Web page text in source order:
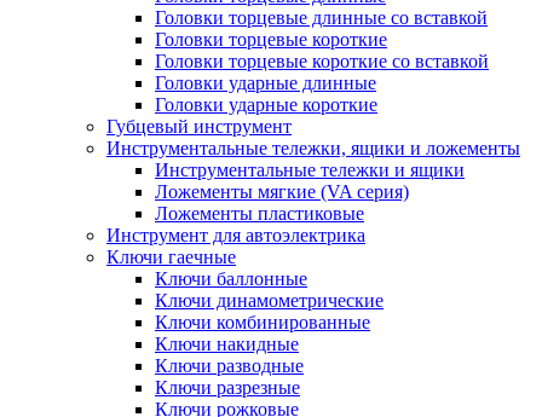
Головки торцевые длинные со вставкой
Головки торцевые короткие
Головки торцевые короткие со вставкой
Головки ударные длинные
Головки ударные короткие
Губцевый инструмент
Инструментальные тележки, ящики и ложементы
Инструментальные тележки и ящики
Ложементы мягкие (VA серия)
Ложементы пластиковые
Инструмент для автоэлектрика
Ключи гаечные
Ключи баллонные
Ключи динамометрические
Ключи комбинированные
Ключи накидные
Ключи разводные
Ключи разрезные
Ключи рожковые